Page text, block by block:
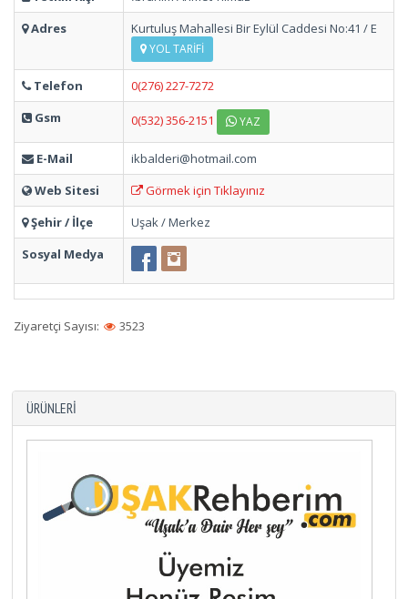
Adres
Kurtuluş Mahallesi Bir Eylül Caddesi No:41 / E
YOL TARIFI
Telefon
0(276) 227-7272
Gsm
0(532) 356-2151 YAZ
E-Mail
ikbalderi@hotmail.com
Web Sitesi
Görmek için Tıklayınız
Şehir / İlçe
Uşak / Merkez
Sosyal Medya
Ziyaretçi Sayısı: 3523
ÜRÜNLERI